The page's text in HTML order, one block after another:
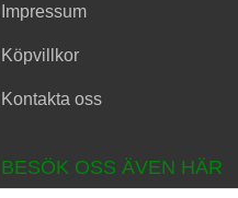
Impressum
Köpvillkor
Kontakta oss
BESÖK OSS ÄVEN HÄR